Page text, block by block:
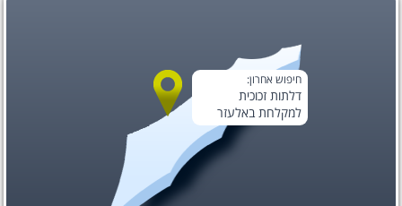
חיפוש אחרון:
דלתות זכוכית
למקלחת באלעזר